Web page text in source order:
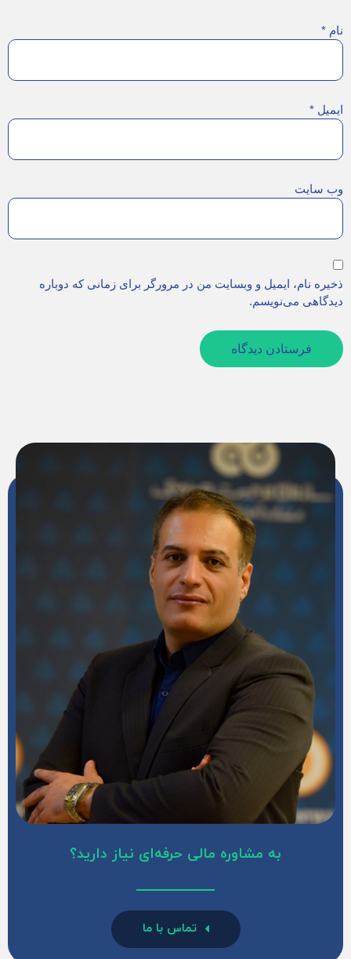
نام *
ایمیل *
وب‌ سایت
ذخیره نام، ایمیل و وبسایت من در مرورگر برای زمانی که دوباره
دیدگاهی می‌نویسم.
به مشاوره مالی حرفه‌ای نیاز دارید؟
تماس با ما